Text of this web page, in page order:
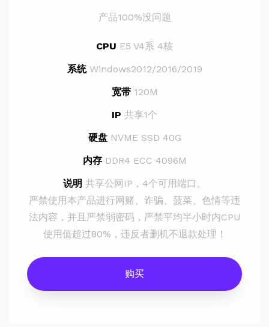
产品100%没问题
CPU E5 V4系 4核
系统Windows2012/2016/2019
宽带120M
IP 共享1个
硬盘NVME SSD 40G
内存DDR4 ECC 4096M
说明 共享公网IP，4个可用端口。
严禁使用本产品进行网赌、诈骗、菠菜、色情等违
法内容，并且严禁弱密码，严禁平均半小时内CPU
使用值超过80%，违反者删机不退款处理！
购买